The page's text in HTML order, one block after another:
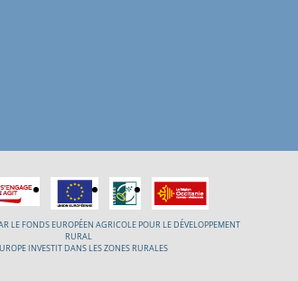
LE FONDS EUROPÉEN AGRICOLE POUR LE DÉVELOPPEMENT
RURAL
INVESTIT DANS LES ZONES RURALES